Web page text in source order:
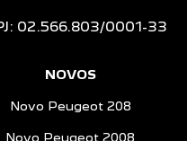
Novo Peugeot 2008
Novo Peugeot Expert
Peugeot Boxer
Peugeot Partner Rapid